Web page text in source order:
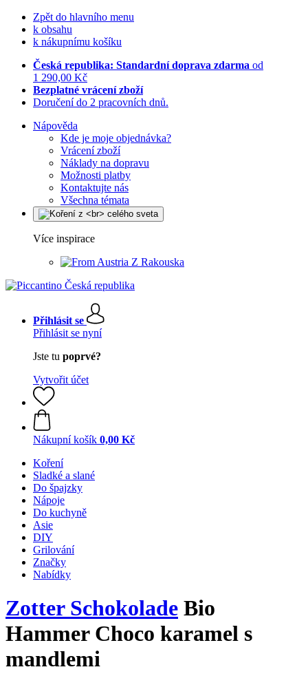
Zpět do hlavního menu
k obsahu
k nákupnímu košíku
Česká republika: Standardní doprava zdarma od
1 290,00 Kč
Bezplatné vrácení zboží
Doručení do 2 pracovních dnů.
Nápověda
Kde je moje objednávka?
Vrácení zboží
Náklady na dopravu
Možnosti platby
Kontaktujte nás
Všechna témata
Více inspirace
Z Rakouska
Přihlásit se
Přihlásit se nyní
Jste tu poprvé?
Vytvořit účet
Nákupní košík 0,00 Kč
Koření
Sladké a slané
Do špajzky
Nápoje
Do kuchyně
Asie
DIY
Grilování
Značky
Nabídky
Zotter Schokolade Bio
Hammer Choco karamel s
mandlemi